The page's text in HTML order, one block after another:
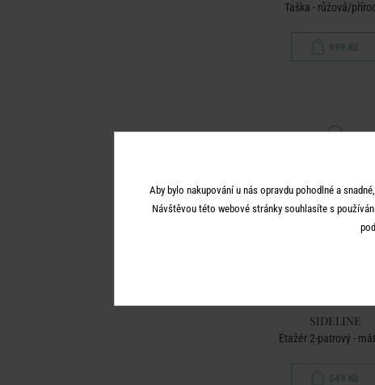
Taška - růžová/
999 Kč
SIDELINE
Etažér 2-patrový -
549 Kč
Aby bylo nakupování u nás opravdu pohodlné a
Návštěvou této webové stránky souhlasíte s